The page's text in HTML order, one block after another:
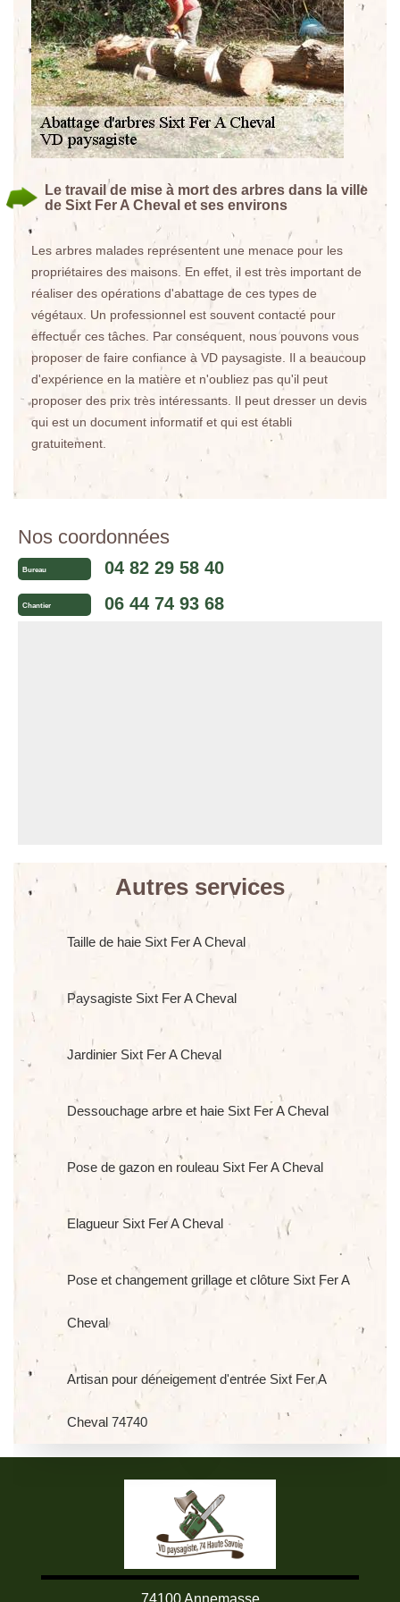
Le travail de mise à mort des arbres dans la ville
de Sixt Fer A Cheval et ses environs
Les arbres malades représentent une menace pour les
propriétaires des maisons. En effet, il est très important de
réaliser des opérations d'abattage de ces types de
végétaux. Un professionnel est souvent contacté pour
effectuer ces tâches. Par conséquent, nous pouvons vous
proposer de faire confiance à VD paysagiste. Il a beaucoup
d'expérience en la matière et n'oubliez pas qu'il peut
proposer des prix très intéressants. Il peut dresser un devis
qui est un document informatif et qui est établi
gratuitement.
Nos coordonnées
Bureau 04 82 29 58 40
Chantier 06 44 74 93 68
Autres services
Taille de haie Sixt Fer A Cheval
Paysagiste Sixt Fer A Cheval
Jardinier Sixt Fer A Cheval
Dessouchage arbre et haie Sixt Fer A Cheval
Pose de gazon en rouleau Sixt Fer A Cheval
Elagueur Sixt Fer A Cheval
Pose et changement grillage et clôture Sixt Fer A
Cheval
Artisan pour déneigement d'entrée Sixt Fer A
Cheval 74740
74100 Annemasse